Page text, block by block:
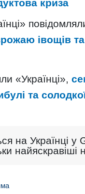
криза
івощів
«Українці»,
та
на Українці у
найяскравіші